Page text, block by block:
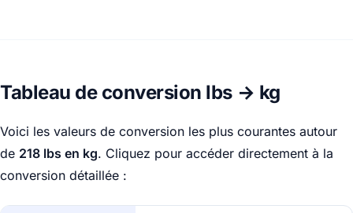
Tableau de conversion lbs → kg
Voici les valeurs de conversion les plus courantes autour
de 218 lbs en kg. Cliquez pour accéder directement à la
conversion détaillée :